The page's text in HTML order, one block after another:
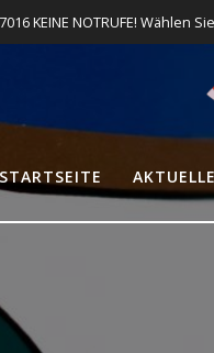
KEINE NOTRUFE! Wählen
STARTSEITE